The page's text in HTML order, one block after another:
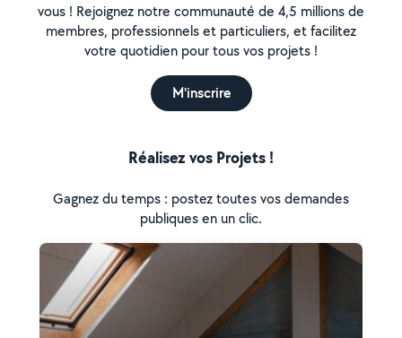
vous ! Rejoignez notre communauté de 4,5 millions de
membres, professionnels et particuliers, et facilitez
votre quotidien pour tous vos projets !
M'inscrire
Réalisez vos Projets !
Gagnez du temps : postez toutes vos demandes
publiques en un clic.